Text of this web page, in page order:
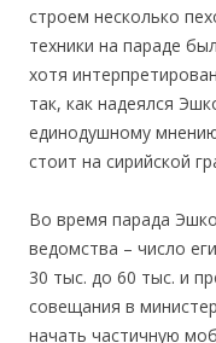
строем несколько
техники на параде
хотя
так, как надеялся
единодушному
стоит на сирийской
Во время парада
ведомства – число
30 тыс. до 60 тыс. и
совещания в
начать частичную